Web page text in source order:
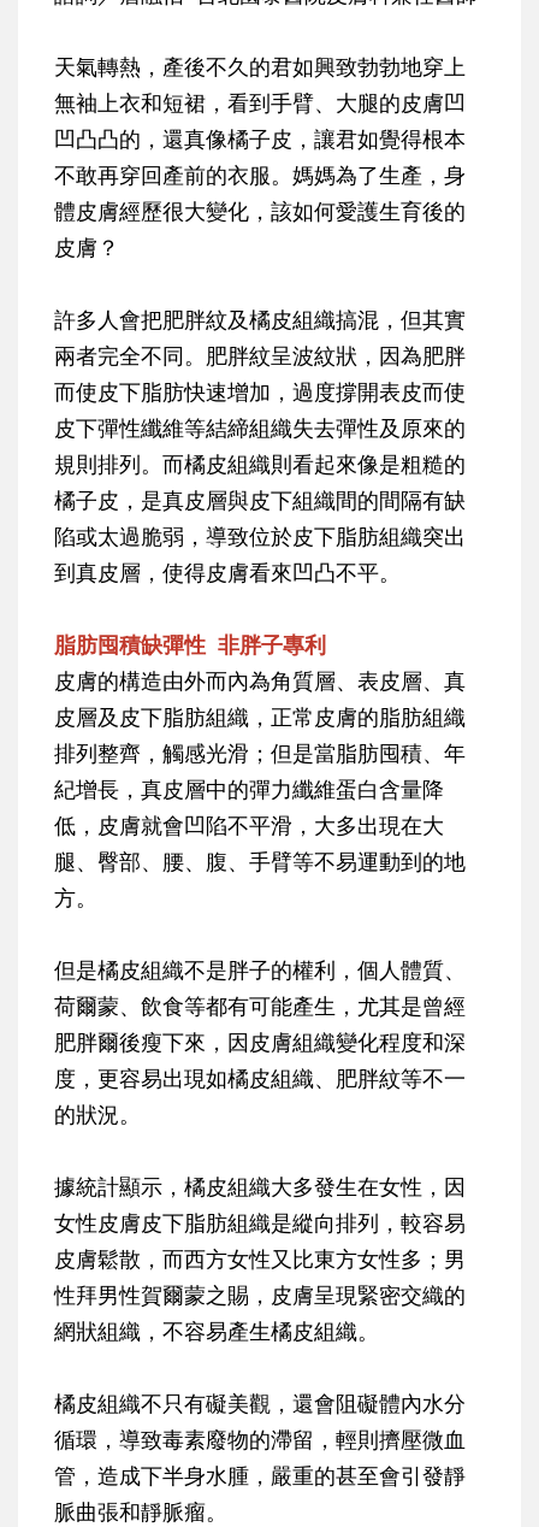
天氣轉熱，產後不久的君如興致勃勃地穿上
無袖上衣和短裙，看到手臂、大腿的皮膚凹
凹凸凸的，還真像橘子皮，讓君如覺得根本
不敢再穿回產前的衣服。媽媽為了生產，身
體皮膚經歷很大變化，該如何愛護生育後的
皮膚？
許多人會把肥胖紋及橘皮組織搞混，但其實
兩者完全不同。肥胖紋呈波紋狀，因為肥胖
而使皮下脂肪快速增加，過度撐開表皮而使
皮下彈性纖維等結締組織失去彈性及原來的
規則排列。而橘皮組織則看起來像是粗糙的
橘子皮，是真皮層與皮下組織間的間隔有缺
陷或太過脆弱，導致位於皮下脂肪組織突出
到真皮層，使得皮膚看來凹凸不平。
脂肪囤積缺彈性 非胖子專利
皮膚的構造由外而內為角質層、表皮層、真
皮層及皮下脂肪組織，正常皮膚的脂肪組織
排列整齊，觸感光滑；但是當脂肪囤積、年
紀增長，真皮層中的彈力纖維蛋白含量降
低，皮膚就會凹陷不平滑，大多出現在大
腿、臀部、腰、腹、手臂等不易運動到的地
方。
但是橘皮組織不是胖子的權利，個人體質、
荷爾蒙、飲食等都有可能產生，尤其是曾經
肥胖爾後瘦下來，因皮膚組織變化程度和深
度，更容易出現如橘皮組織、肥胖紋等不一
的狀況。
據統計顯示，橘皮組織大多發生在女性，因
女性皮膚皮下脂肪組織是縱向排列，較容易
皮膚鬆散，而西方女性又比東方女性多；男
性拜男性賀爾蒙之賜，皮膚呈現緊密交織的
網狀組織，不容易產生橘皮組織。
橘皮組織不只有礙美觀，還會阻礙體內水分
循環，導致毒素廢物的滯留，輕則擠壓微血
管，造成下半身水腫，嚴重的甚至會引發靜
脈曲張和靜脈瘤。